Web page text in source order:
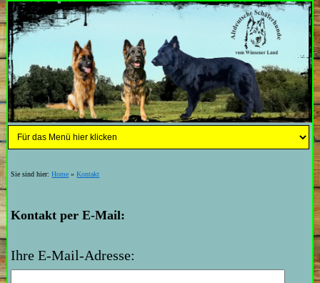
Sie sind hier:Home »Kontakt
Kontakt per E-Mail:
Ihre E-Mail-Adresse: